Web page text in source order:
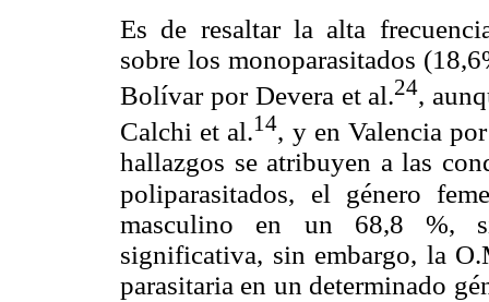
Es de resaltar la alta
sobre los monoparasitados
Bolívar por Devera et al.24,
Calchi et al.14, y en Valencia
hallazgos se atribuyen a las
poliparasitados,
el género
masculino en un 68,8 %,
significativa, sin embargo, la
parasitaria en un determinado